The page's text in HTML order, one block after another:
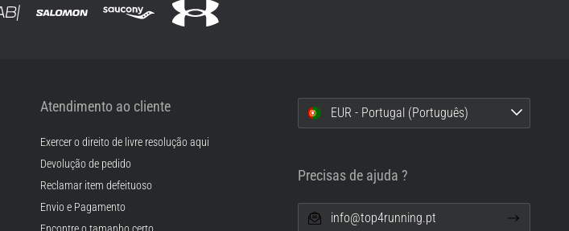
Atendimento ao cliente
Exercer o direito de livre resolução aqui
Devolução de pedido
Reclamar item defeituoso
Envio e Pagamento
EUR - Portugal (Português)
Precisas de ajuda ?
info@top4running.pt